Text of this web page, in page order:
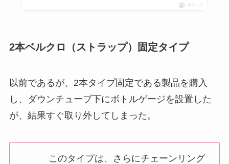
ポチップ
2本ベルクロ（ストラップ）固定タイプ
以前であるが、2本タイプ固定である製品を購入
し、ダウンチューブ下にボトルゲージを設置した
が、結果すぐ取り外してしまった。
このタイプは、さらにチェーンリング